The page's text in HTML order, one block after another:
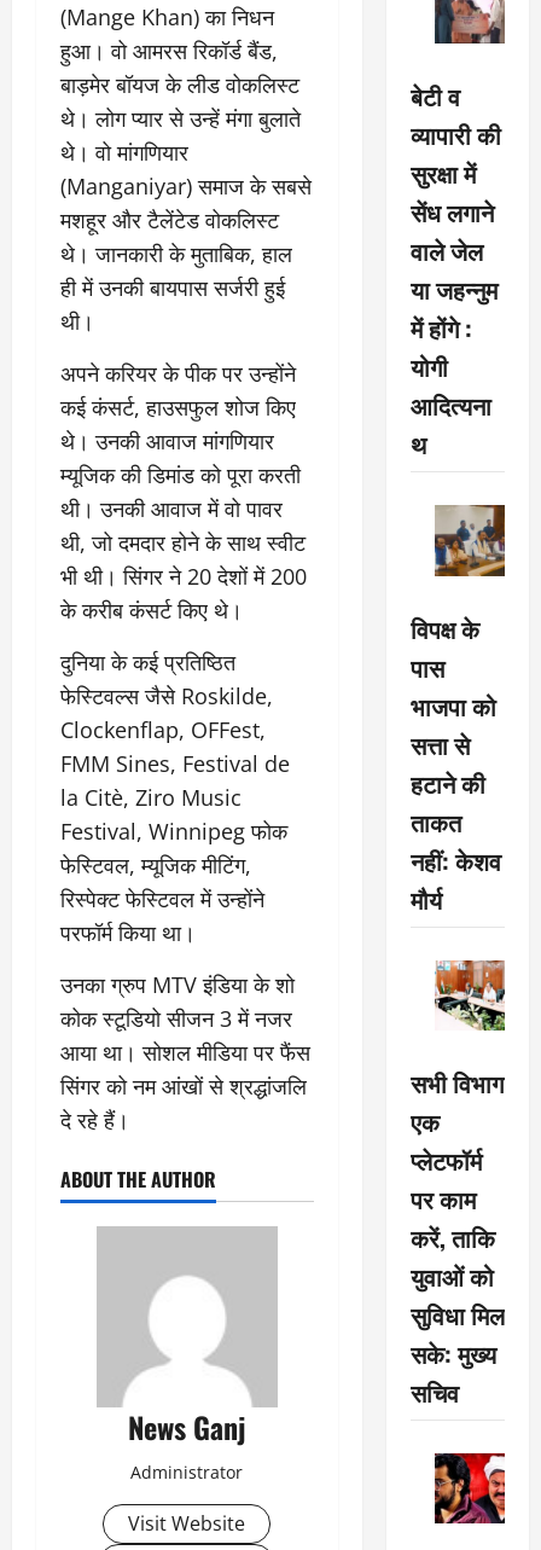
(Mange Khan) का निधन
हुआ। वो आमरस रिकॉर्ड बैंड,
बाड़मेर बॉयज के लीड वोकलिस्ट
थे। लोग प्यार से उन्हें मंगा बुलाते
थे। वो मांगणियार
(Manganiyar) समाज के सबसे
मशहूर और टैलेंटेड वोकलिस्ट
थे। जानकारी के मुताबिक, हाल
ही में उनकी बायपास सर्जरी हुई
थी।
अपने करियर के पीक पर उन्होंने
कई कंसर्ट, हाउसफुल शोज किए
थे। उनकी आवाज मांगणियार
म्यूजिक की डिमांड को पूरा करती
थी। उनकी आवाज में वो पावर
थी, जो दमदार होने के साथ स्वीट
भी थी। सिंगर ने 20 देशों में 200
के करीब कंसर्ट किए थे।
दुनिया के कई प्रतिष्ठित
फेस्टिवल्स जैसे Roskilde,
Clockenflap, OFFest,
FMM Sines, Festival de
la Citè, Ziro Music
Festival, Winnipeg फोक
फेस्टिवल, म्यूजिक मीटिंग,
रिस्पेक्ट फेस्टिवल में उन्होंने
परफॉर्म किया था।
उनका ग्रुप MTV इंडिया के शो
कोक स्टूडियो सीजन 3 में नजर
आया था। सोशल मीडिया पर फैंस
सिंगर को नम आंखों से श्रद्धांजलि
दे रहे हैं।
ABOUT THE AUTHOR
News Ganj
Administrator
Visit Website
बेटी व
व्यापारी की
सुरक्षा में
सेंध लगाने
वाले जेल
या जहन्नुम
में होंगे :
योगी
आदित्यना
थ
विपक्ष के
पास
भाजपा को
सत्ता से
हटाने की
ताकत
नहीं: केशव
मौर्य
सभी विभाग
एक
प्लेटफॉर्म
पर काम
करें, ताकि
युवाओं को
सुविधा मिल
सके: मुख्य
सचिव